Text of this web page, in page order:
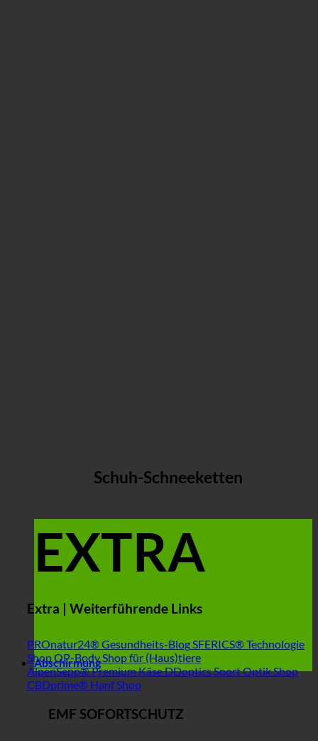
Schuh-Schneeketten
EXTRA
Extra | Weiterführende Links
PROnatur24® Gesundheits-Blog SFERICS® Technologie
ShopOP-Body Shop für (Haus)tiere
AlpenSepp® Premium KäseDDoptics Sport Optik Shop
CBDprime® Hanf Shop
Abschirmung
EMF SOFORTSCHUTZ